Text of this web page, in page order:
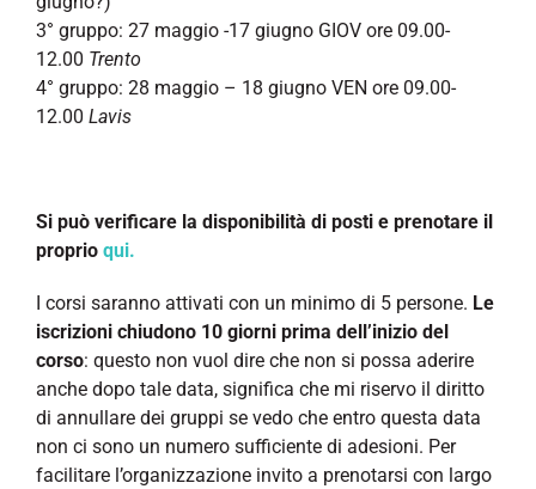
3° gruppo: 27 maggio -17 giugno GIOV ore 09.00-
12.00 Trento
4° gruppo: 28 maggio – 18 giugno VEN ore 09.00-
12.00 Lavis
Si può verificare la disponibilità di posti e prenotare il
proprio qui.
I corsi saranno attivati con un minimo di 5 persone. Le
iscrizioni chiudono 10 giorni prima dell’inizio del
corso: questo non vuol dire che non si possa aderire
anche dopo tale data, significa che mi riservo il diritto
di annullare dei gruppi se vedo che entro questa data
non ci sono un numero sufficiente di adesioni. Per
facilitare l’organizzazione invito a prenotarsi con largo